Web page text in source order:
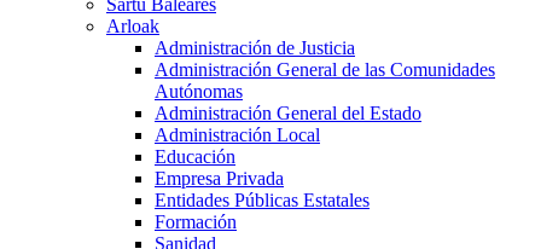
Sartu Baleares
Arloak
Administración de Justicia
Administración General de las Comunidades
Autónomas
Administración General del Estado
Administración Local
Educación
Empresa Privada
Entidades Públicas Estatales
Formación
Sanidad